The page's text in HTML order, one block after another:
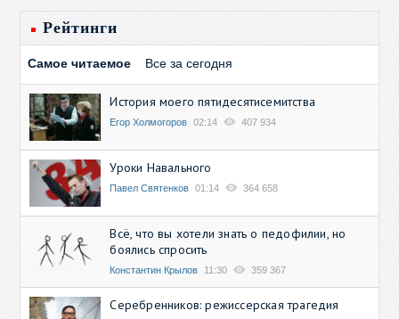
Рейтинги
Самое читаемое Все за сегодня
История моего пятидесятисемитства
Егор Холмогоров 02:14 407 934
Уроки Навального
Павел Святенков 01:14 364 658
Всё, что вы хотели знать о педофилии, но
боялись спросить
Константин Крылов 11:30 359 367
Серебренников: режиссерская трагедия